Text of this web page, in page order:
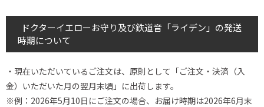
ドクターイエローお守り及び鉄道音「ライデン」の発送
時期について
・現在いただいているご注文は、原則として「ご注文・決済（入
金）いただいた月の翌月末頃」に出荷します。
※例：2026年5月10日にご注文の場合、お届け時期は2026年6月末